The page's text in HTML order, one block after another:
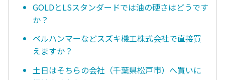
GOLDとLSスタンダードでは油の硬さはどうです
か？
ベルハンマーなどスズキ機工株式会社で直接買
えますか？
土日はそちらの会社（千葉県松戸市）へ買いに